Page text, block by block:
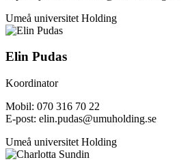
Umeå universitet Holding
Elin Pudas
Koordinator
Mobil: 070 316 70 22
E-post: elin.pudas@umuholding.se
Umeå universitet Holding